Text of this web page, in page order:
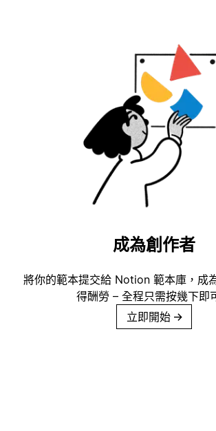
成為創作者
將你的範本提交給 Notion 範本庫，成
得酬勞 – 全程只需按幾下即
立即開始 →